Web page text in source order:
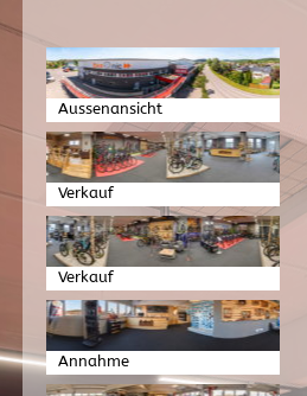
Aussenansicht
Verkauf
Verkauf
Annahme